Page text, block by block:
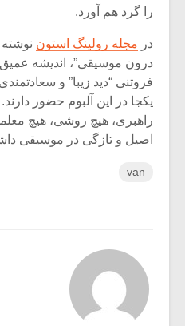
را گرد هم آورد.
در مجله رولینگ استون نوشته
درون موسیقی”، اندیشه عمیق
فروتنی “دید زیبا” و
یکجا در این آلبوم حضور
راهبری، هیچ روشی، هیچ
اصیل و تازگی در موسیقی
van